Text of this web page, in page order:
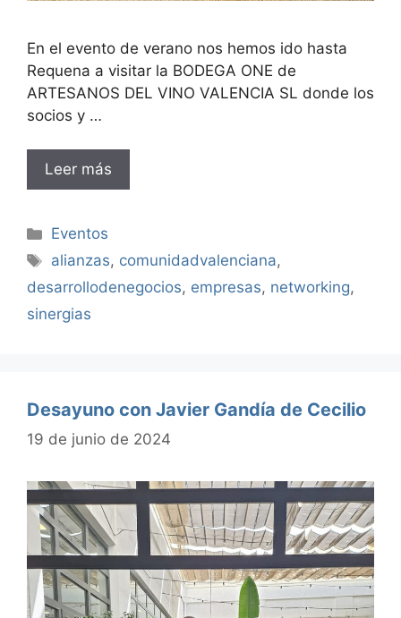
En el evento de verano nos hemos ido hasta
Requena a visitar la BODEGA ONE de
ARTESANOS DEL VINO VALENCIA SL donde los
socios y …
Leer más
Categorías
Eventos
Etiquetas
alianzas, comunidadvalenciana,
desarrollodenegocios, empresas, networking,
sinergias
Desayuno con Javier Gandía de Cecilio
19 de junio de 2024